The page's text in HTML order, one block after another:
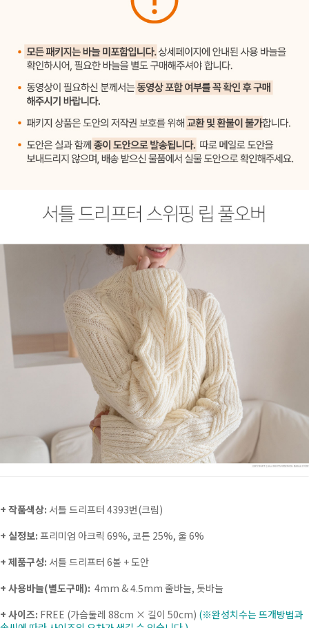
+ 작품색상: 서틀 드리프터 4393번(크림)
+ 실정보: 프리미엄 아크릭 69%, 코튼 25%, 울 6%
+ 제품구성: 서틀 드리프터 6볼 + 도안
+ 사용바늘(별도구매): 4mm & 4.5mm 줄바늘, 돗바늘
+ 사이즈: FREE (가슴둘레 88cm × 길이 50cm) (※완성치수는 뜨개방법과